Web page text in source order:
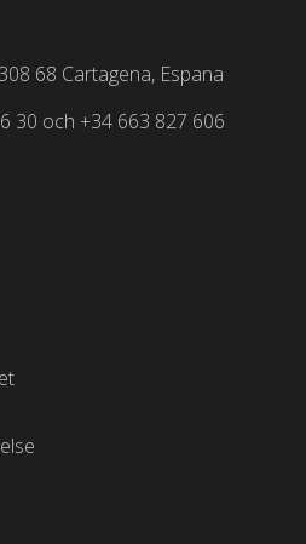
68 Cartagena, Espana
30 och +34 663 827 606